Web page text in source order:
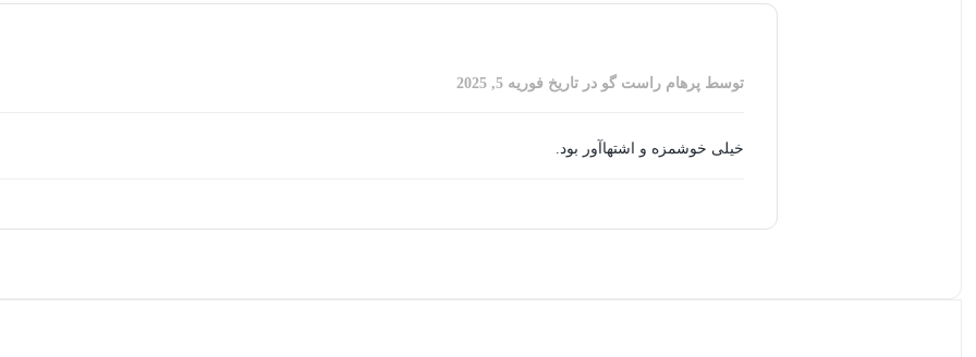
توسط پرهام راست گو در تاریخ فوریه 5, 2025
خیلی خوشمزه و اشتها‌آور بود.